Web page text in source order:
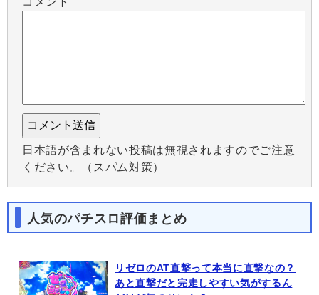
日本語が含まれない投稿は無視されますのでご注意
ください。（スパム対策）
人気のパチスロ評価まとめ
リゼロのAT直撃って本当に直撃なの？
あと直撃だと完走しやすい気がするん